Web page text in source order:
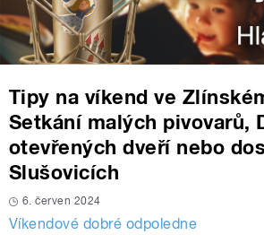
Tipy na víkend ve
Setkání malých pivovarů,
otevřených dveří nebo
Slušovicích
6. červen 2024
Víkendové dobré odpoledne